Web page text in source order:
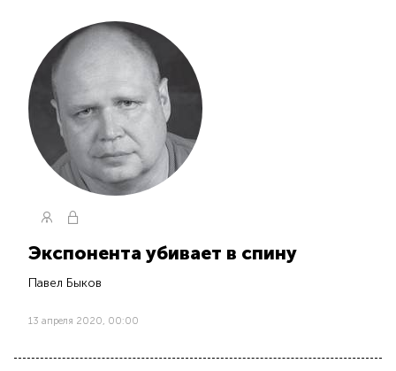
Экспонента убивает в спину
Павел Быков
13 апреля 2020, 00:00